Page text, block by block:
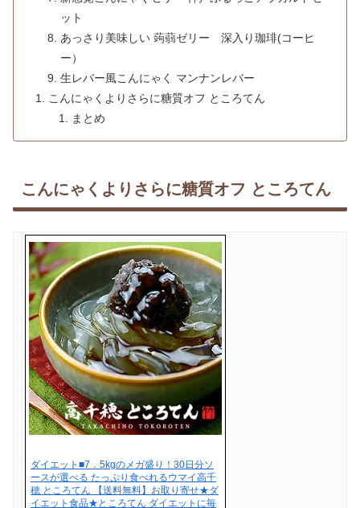
ット
あっさり美味しい 蒟蒻ゼリー 深入り珈琲(コーヒ
ー）
生レバー風こんにゃく マンナンレバー
こんにゃくよりさらに糖質オフ ところてん
まとめ
こんにゃくよりさらに糖質オフ ところてん
ダイエット■7．5kgのメガ盛り！30日分ソ
ースが選べる たっぷり食べれるウマイ高千
穂 ところてん 【送料無料】お取り寄せ★ダ
イエット食品★ところてん ダイエットに毎